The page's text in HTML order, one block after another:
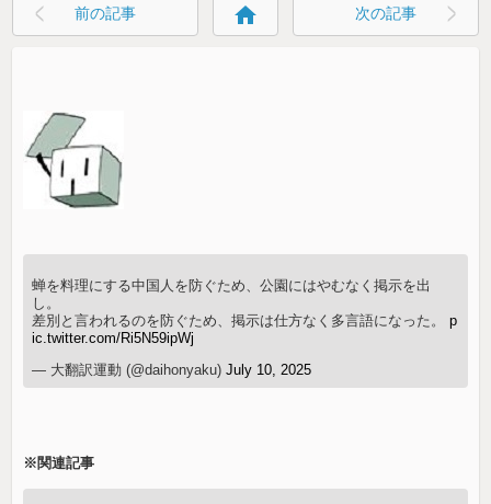
前の記事 home 次の記事
蝉を料理にする中国人を防ぐため、公園にはやむなく掲示を出
し。
差別と言われるのを防ぐため、掲示は仕方なく多言語になった。p
ic.twitter.com/Ri5N59ipWj
— 大翻訳運動 (@daihonyaku)July 10, 2025
※関連記事